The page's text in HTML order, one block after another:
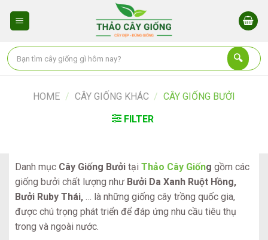
HOME / CÂY GIỐNG KHÁC / CÂY GIỐNG BƯỞI
FILTER
Danh mục Cây Giống Bưởi tại Thảo Cây Giống gồm các
giống bưởi chất lượng như Bưởi Da Xanh Ruột Hồng,
Bưởi Ruby Thái, … là những giống cây trồng quốc gia,
được chú trọng phát triển để đáp ứng nhu cầu tiêu thụ
trong và ngoài nước.